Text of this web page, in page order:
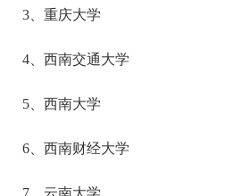
3、重庆大学
4、西南交通大学
5、西南大学
6、西南财经大学